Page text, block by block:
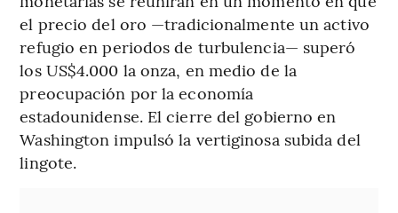
el precio del oro —tradicionalmente un activo
refugio en periodos de turbulencia— superó
los US$4.000 la onza, en medio de la
preocupación por la economía
estadounidense. El cierre del gobierno en
Washington impulsó la vertiginosa subida del
lingote.